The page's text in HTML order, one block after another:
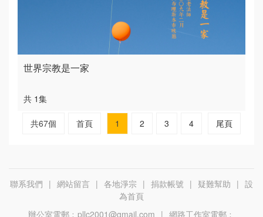
世界宗教是一家
共 1集
共67個 首頁 1 2 3 4 尾頁
聯系我們 | 網站留言 | 各地淨宗 | 捐款帳號 | 疑難幫助 | 設
為首頁
辦公室電郵﹕ pllc2001@gmail.com | 網路工作室電郵﹕